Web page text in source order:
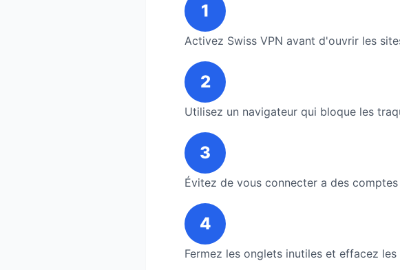
1
Activez Swiss VPN avant d'ouvrir les
2
Utilisez un navigateur qui bloque les
3
Évitez de vous connecter a des
4
Fermez les onglets inutiles et effacez